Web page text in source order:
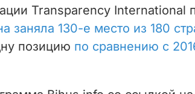
Transparency International
заняла 130-е место из 180
позицию по сравнению с